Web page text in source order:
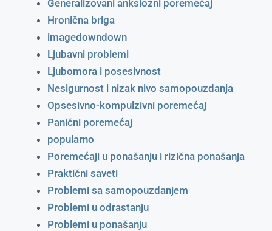
Generalizovani anksiozni poremećaj
Hronična briga
imagedowndown
Ljubavni problemi
Ljubomora i posesivnost
Nesigurnost i nizak nivo samopouzdanja
Opsesivno-kompulzivni poremećaj
Panični poremećaj
popularno
Poremećaji u ponašanju i rizična ponašanja
Praktični saveti
Problemi sa samopouzdanjem
Problemi u odrastanju
Problemi u ponašanju